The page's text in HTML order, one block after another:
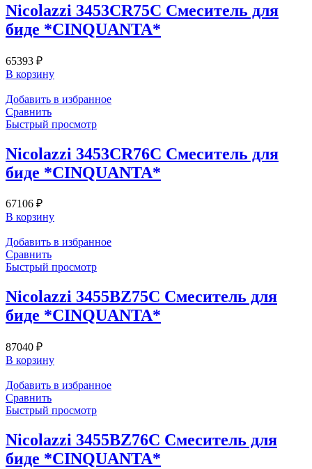
Nicolazzi 3453CR75C Смеситель для
биде *CINQUANTA*
65393 ₽
В корзину
Добавить в избранное
Сравнить
Быстрый просмотр
Nicolazzi 3453CR76C Смеситель для
биде *CINQUANTA*
67106 ₽
В корзину
Добавить в избранное
Сравнить
Быстрый просмотр
Nicolazzi 3455BZ75C Смеситель для
биде *CINQUANTA*
87040 ₽
В корзину
Добавить в избранное
Сравнить
Быстрый просмотр
Nicolazzi 3455BZ76C Смеситель для
биде *CINQUANTA*